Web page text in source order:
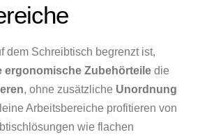
dem Schreibtisch begrenzt ist,
ergonomische Zubehörteile die
, ohne zusätzliche Unordnung
Arbeitsbereiche profitieren von
wie flachen